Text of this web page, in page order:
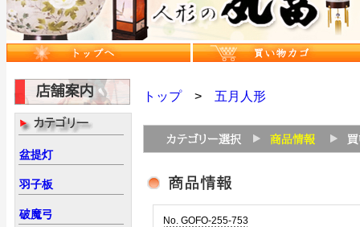
盆提灯
羽子板
破魔弓
トップ> 五月人形
No. GOFO-255-753